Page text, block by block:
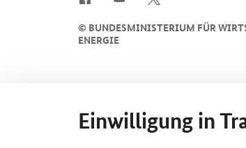
© BUNDESMINISTERIUM FÜR
ENERGIE
Einwilligung in